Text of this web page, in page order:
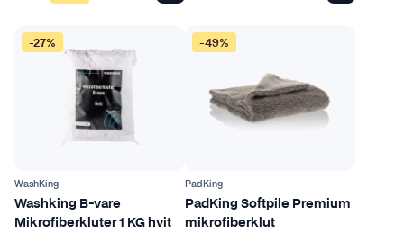
å
p
-27%
WashKing
Washking B-vare
Mikrofiberkluter 1 KG hvit
-49%
PadKing
PadKing Softpile Premium
mikrofiberklut
D
o
d
u